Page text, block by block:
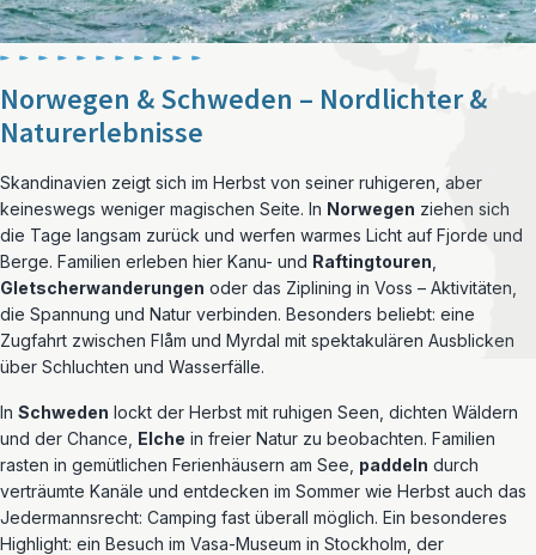
Norwegen & Schweden – Nordlichter &
Naturerlebnisse
Skandinavien zeigt sich im Herbst von seiner ruhigeren, aber
keineswegs weniger magischen Seite. In Norwegen ziehen sich
die Tage langsam zurück und werfen warmes Licht auf Fjorde und
Berge. Familien erleben hier Kanu- und Raftingtouren
Gletscherwanderungen oder das Ziplining in Voss – Aktivitäten,
die Spannung und Natur verbinden. Besonders beliebt: eine
Zugfahrt zwischen Flåm und Myrdal mit spektakulären Ausblicken
über Schluchten und Wasserfälle.
In Schweden lockt der Herbst mit ruhigen Seen, dichten Wäldern
und der Chance, Elche in freier Natur zu beobachten. Familien
rasten in gemütlichen Ferienhäusern am See, paddeln durch
verträumte Kanäle und entdecken im Sommer wie Herbst auch das
Jedermannsrecht: Camping fast überall möglich. Ein besonderes
Highlight: ein Besuch im Vasa-Museum in Stockholm, der